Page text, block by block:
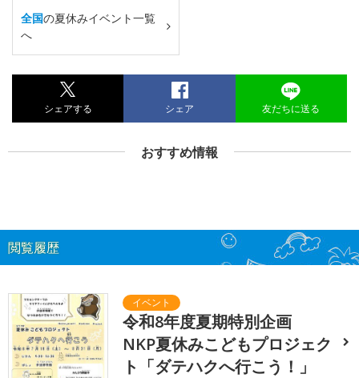
全国の夏休みイベント一覧
へ
シェアする シェア 友だちに送る
おすすめ情報
閲覧履歴
令和8年度夏期特別企画
NKP夏休みこどもプロジェク
ト「ダテハクへ行こう！」